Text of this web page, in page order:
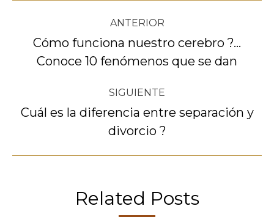
Navegación
entre
publicaciones
ANTERIOR
Publicación
anterior:
Cómo funciona nuestro cerebro ?…
Conoce 10 fenómenos que se dan
SIGUIENTE
Publicación
siguiente:
Cuál es la diferencia entre separación y
divorcio ?
Related Posts